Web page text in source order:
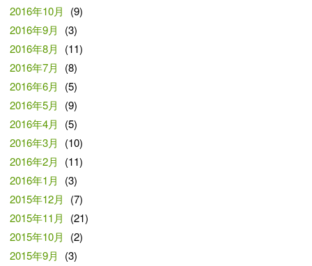
2016年10月
(9)
2016年9月
(3)
2016年8月
(11)
2016年7月
(8)
2016年6月
(5)
2016年5月
(9)
2016年4月
(5)
2016年3月
(10)
2016年2月
(11)
2016年1月
(3)
2015年12月
(7)
2015年11月
(21)
2015年10月
(2)
2015年9月
(3)